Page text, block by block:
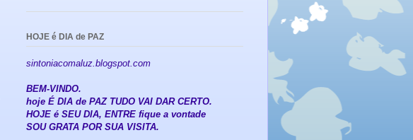
HOJE é DIA de PAZ
sintoniacomaluz.blogspot.com
BEM-VINDO.
hoje É DIA de PAZ TUDO VAI DAR CERTO.
HOJE é SEU DIA, ENTRE fique a vontade
SOU GRATA POR SUA VISITA.